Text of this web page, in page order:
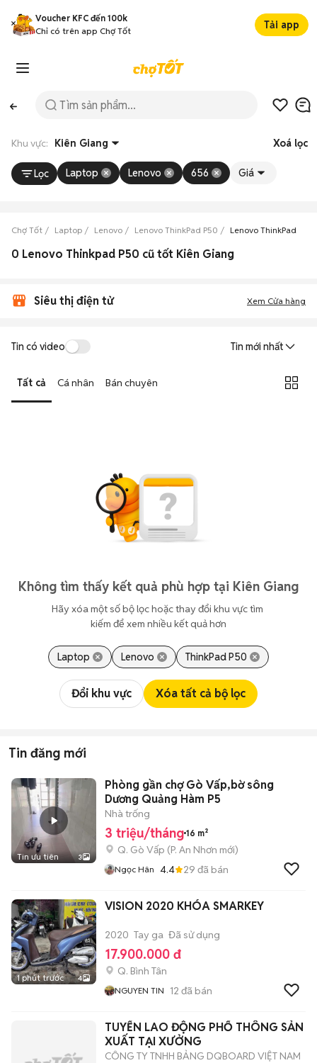
Voucher KFC đến 100k
Chỉ có trên app Chợ Tốt
Tải app
Khu vực: Kiên Giang Xoá lọc
Lọc Laptop Lenovo 656 Giá
Chợ Tốt Laptop Lenovo Lenovo ThinkPad P50 Lenovo ThinkPad P50
0 Lenovo Thinkpad P50 cũ tốt Kiên Giang
Siêu thị điện tử Xem Cửa hàng
Tin có video Tin mới nhất
Tất cả Cá nhân Bán chuyên
Không tìm thấy kết quả phù hợp tại Kiên Giang
Hãy xóa một số bộ lọc hoặc thay đổi khu vực tìm
kiếm để xem nhiều kết quả hơn
Laptop Lenovo ThinkPad P50
Đổi khu vực Xóa tất cả bộ lọc
Tin đăng mới
Tin ưu tiên 3
Phòng gần chợ Gò Vấp,bờ sông
Dương Quảng Hàm P5
Nhà trống
3 triệu/tháng 16 m²
Q. Gò Vấp (P. An Nhơn mới)
Ngọc Hân 4.4 29 đã bán
1 phút trước 4
VISION 2020 KHÓA SMARKEY
2020 Tay ga Đã sử dụng
17.900.000 đ
Q. Bình Tân
NGUYEN TIN 12 đã bán
TUYỂN LAO ĐỘNG PHỔ THÔNG SẢN
XUẤT TẠI XƯỞNG
CÔNG TY TNHH BẢNG DQBOARD VIỆT NAM